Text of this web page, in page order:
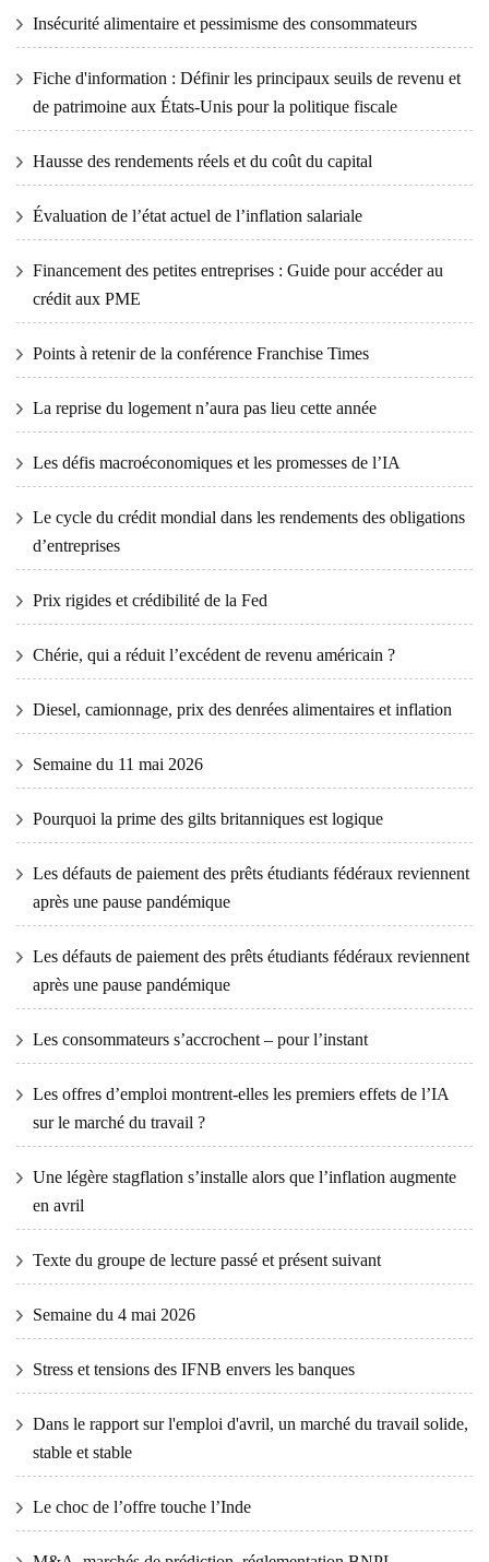
Insécurité alimentaire et pessimisme des consommateurs
Fiche d'information : Définir les principaux seuils de revenu et
de patrimoine aux États-Unis pour la politique fiscale
Hausse des rendements réels et du coût du capital
Évaluation de l’état actuel de l’inflation salariale
Financement des petites entreprises : Guide pour accéder au
crédit aux PME
Points à retenir de la conférence Franchise Times
La reprise du logement n’aura pas lieu cette année
Les défis macroéconomiques et les promesses de l’IA
Le cycle du crédit mondial dans les rendements des obligations
d’entreprises
Prix ​​​​rigides et crédibilité de la Fed
Chérie, qui a réduit l’excédent de revenu américain ?
Diesel, camionnage, prix des denrées alimentaires et inflation
Semaine du 11 mai 2026
Pourquoi la prime des gilts britanniques est logique
Les défauts de paiement des prêts étudiants fédéraux reviennent
après une pause pandémique
Les défauts de paiement des prêts étudiants fédéraux reviennent
après une pause pandémique
Les consommateurs s’accrochent – ​​pour l’instant
Les offres d’emploi montrent-elles les premiers effets de l’IA
sur le marché du travail ?
Une légère stagflation s’installe alors que l’inflation augmente
en avril
Texte du groupe de lecture passé et présent suivant
Semaine du 4 mai 2026
Stress et tensions des IFNB envers les banques
Dans le rapport sur l'emploi d'avril, un marché du travail solide,
stable et stable
Le choc de l’offre touche l’Inde